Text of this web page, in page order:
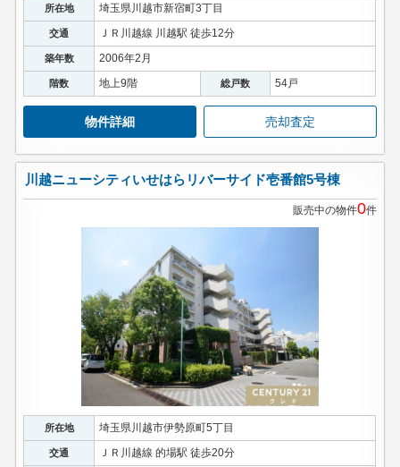
所在地 埼玉県川越市新宿町3丁目
交通 ＪＲ川越線 川越駅 徒歩12分
築年数 2006年2月
階数 地上9階 総戸数 54戸
物件詳細 売却査定
川越ニューシティいせはらリバーサイド壱番館5号棟
販売中の物件0件
所在地 埼玉県川越市伊勢原町5丁目
交通 ＪＲ川越線 的場駅 徒歩20分